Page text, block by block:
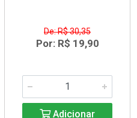
De: R$ 30,35
Por: R$ 19,90
Adicionar